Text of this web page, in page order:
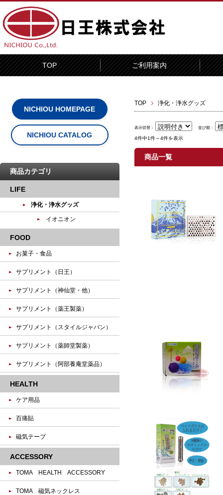
TOP ご利用案内
TOP 浄化・浄水グッズ
表示切替： 並び順：
4件中1件～4件を表示
商品一覧
NICHIOU HOMEPAGE
NICHIOU CATALOG
商品カテゴリ
LIFE
浄化・浄水グッズ
イオニオン
FOOD
お菓子・食品
サプリメント（日王）
サプリメント（神仙堂・他）
サプリメント（薬王製薬）
サプリメント（スタイルジャパン）
サプリメント（薬師堂製薬）
サプリメント（阿部養庵堂薬品）
HEALTH
ケア用品
百痛貼
磁気テープ
ACCESSORY
TOMA HEALTH ACCESSORY
TOMA 磁気ネックレス